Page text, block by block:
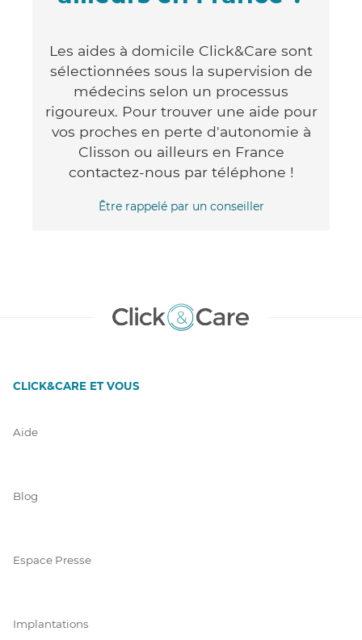
Les aides à domicile Click&Care sont
sélectionnées sous la supervision de
médecins selon un processus
rigoureux. Pour trouver une aide pour
vos proches en perte d'autonomie à
Clisson ou ailleurs en France
contactez-nous par téléphone !
Être rappelé par un conseiller
CLICK&CARE ET VOUS
Aide
Blog
Espace Presse
Implantations